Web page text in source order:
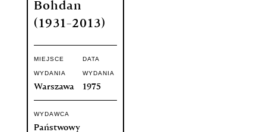
Bohdan
(1931-2013)
MIEJSCE
WYDANIA
Warszawa
DATA
WYDANIA
1975
WYDAWCA
Państwowy